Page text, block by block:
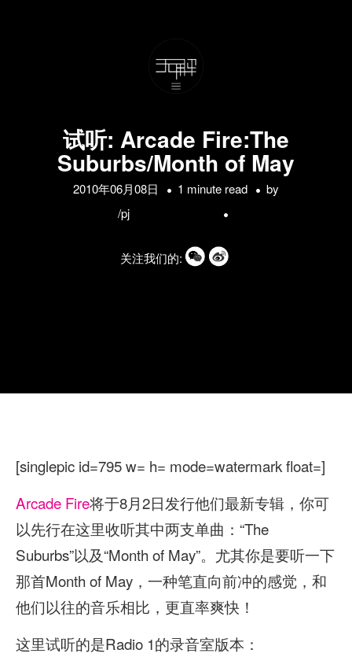
试听: Arcade Fire:The
Suburbs/Month of May
2010年06月08日 1 minute read
by
/pj
关注我们的:
[singlepic id=795 w= h= mode=watermark float=]
Arcade Fire将于8月2日发行他们最新专辑，你可
以先行在这里收听其中两支单曲：“The
Suburbs”以及“Month of May”。尤其你是要听一下
那首Month of May，一种笔直向前冲的感觉，和
他们以往的音乐相比，更直率爽快！
这里试听的是Radio 1的录音室版本：